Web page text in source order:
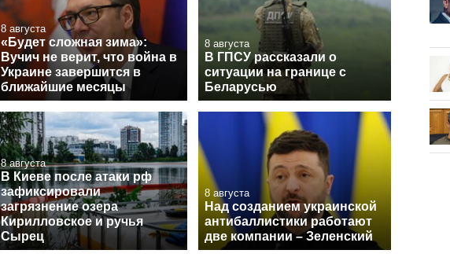
8 августа
«Будет сложная зима»:
Вучич не верит, что война в
Украине завершится в
ближайшие месяцы
8 августа
В ГПСУ рассказали о
ситуации на границе с
Беларусью
8 августа
В Киеве после атаки рф
зафиксировали
загрязнение озера
Кирилловское и ручья
Сырец
8 августа
Над созданием украинской
антибаллистики работают
две компании – Зеленский